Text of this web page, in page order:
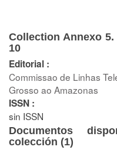
Collection Annexo
10
Editorial :
Commissao de Linhas
Grosso ao Amazonas
ISSN :
sin ISSN
Documentos
colección (1)